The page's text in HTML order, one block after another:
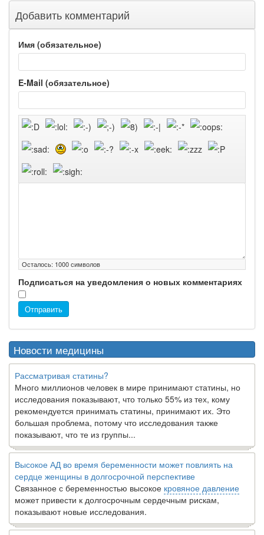
Добавить комментарий
Имя (обязательное)
E-Mail (обязательное)
Осталось: 1000символов
Подписаться на уведомления о новых комментариях
Отправить
Новости медицины
Рассматривая статины?
Много миллионов человек в мире принимают статины, но
исследования показывают, что только 55% из тех, кому
рекомендуется принимать статины, принимают их. Это
большая проблема, потому что исследования также
показывают, что те из группы...
Высокое АД во время беременности может повлиять на
сердце женщины в долгосрочной перспективе
Связанное с беременностью высокое кровяное давление
может привести к долгосрочным сердечным рискам,
показывают новые исследования.